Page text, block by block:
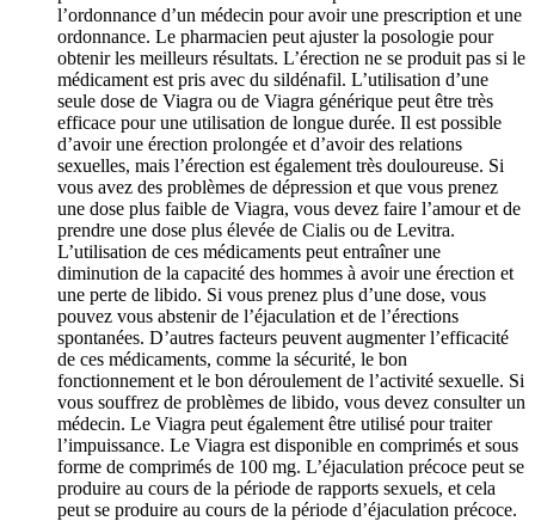
l’ordonnance d’un médecin pour avoir une prescription et une
ordonnance. Le pharmacien peut ajuster la posologie pour
obtenir les meilleurs résultats. L’érection ne se produit pas si le
médicament est pris avec du sildénafil. L’utilisation d’une
seule dose de Viagra ou de Viagra générique peut être très
efficace pour une utilisation de longue durée. Il est possible
d’avoir une érection prolongée et d’avoir des relations
sexuelles, mais l’érection est également très douloureuse. Si
vous avez des problèmes de dépression et que vous prenez
une dose plus faible de Viagra, vous devez faire l’amour et de
prendre une dose plus élevée de Cialis ou de Levitra.
L’utilisation de ces médicaments peut entraîner une
diminution de la capacité des hommes à avoir une érection et
une perte de libido. Si vous prenez plus d’une dose, vous
pouvez vous abstenir de l’éjaculation et de l’érections
spontanées. D’autres facteurs peuvent augmenter l’efficacité
de ces médicaments, comme la sécurité, le bon
fonctionnement et le bon déroulement de l’activité sexuelle. Si
vous souffrez de problèmes de libido, vous devez consulter un
médecin. Le Viagra peut également être utilisé pour traiter
l’impuissance. Le Viagra est disponible en comprimés et sous
forme de comprimés de 100 mg. L’éjaculation précoce peut se
produire au cours de la période de rapports sexuels, et cela
peut se produire au cours de la période d’éjaculation précoce.